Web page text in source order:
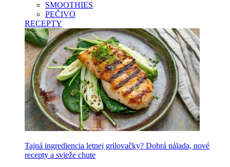
SMOOTHIES
PEČIVO
RECEPTY
Tajná ingrediencia letnej grilovačky? Dobrá nálada, nové
recepty a svieže chute